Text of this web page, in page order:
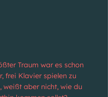
Traum war es schon
frei Klavier spielen zu
weißt aber nicht, wie du